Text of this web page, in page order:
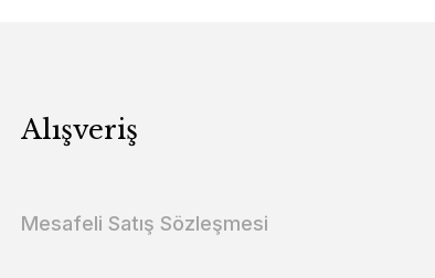
Alışveriş
Mesafeli Satış Sözleşmesi